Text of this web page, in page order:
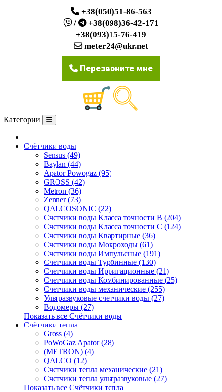
+38(050)51-86-563
/
+38(098)36-42-171
+38(093)15-76-419
meter24@ukr.net
Перезвоните мне
Категории
Счётчики воды
Sensus (49)
Baylan (44)
Apator Powogaz (95)
GROSS (42)
Metron (36)
Zenner (73)
QALCOSONIC (22)
Счетчики воды Класса точности В (204)
Счетчики воды Класса точности С (124)
Счетчики воды Квартирные (36)
Счетчики воды Мокроходы (61)
Счетчики воды Импульсные (191)
Счетчики воды Турбинные (130)
Счетчики воды Ирригационные (21)
Счетчики воды Комбинированные (25)
Счетчики воды механические (255)
Ультразвуковые счетчики воды (27)
Водомеры (27)
Показать все Счётчики воды
Счётчики тепла
Gross (4)
PoWoGaz Apator (28)
(METRON) (4)
QALCO (12)
Счетчики тепла механические (21)
Счетчики тепла ультразвуковые (27)
Показать все Счётчики тепла